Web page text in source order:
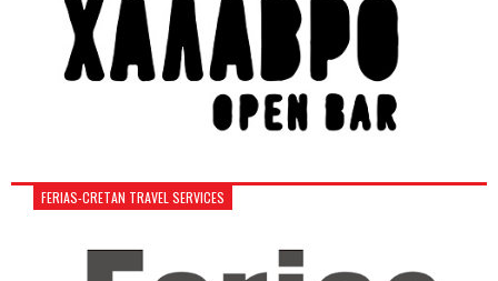
FERIAS-CRETAN TRAVEL SERVICES